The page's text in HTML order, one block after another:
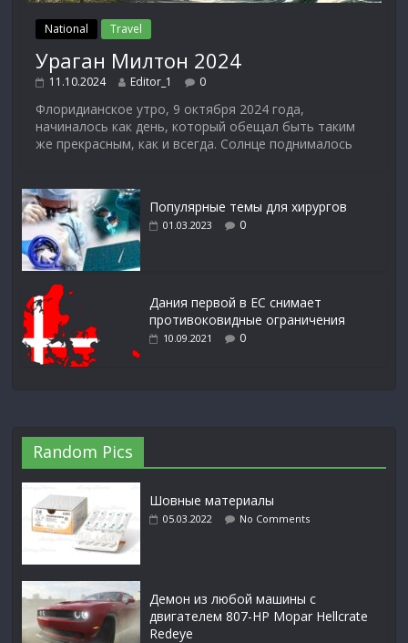
National Travel
Ураган Милтон 2024
11.10.2024 Editor_1 0
Флоридианское утро, 9 октября 2024 года,
начиналось как день, который обещал быть таким
же прекрасным, как и всегда. Солнце поднималось
Популярные темы для хирургов
01.03.2023 0
Дания первой в ЕС снимает
противоковидные ограничения
10.09.2021 0
Random Pics
Шовные материалы
05.03.2022 No Comments
Демон из любой машины с
двигателем 807-HP Mopar Hellcrate
Redeye